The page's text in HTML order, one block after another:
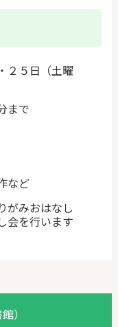
２５日（土曜
で
など
みおはなし
会を行います
）